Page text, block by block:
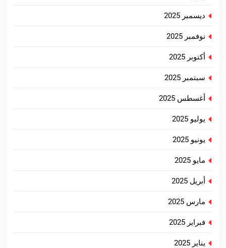
ديسمبر 2025
نوفمبر 2025
أكتوبر 2025
سبتمبر 2025
أغسطس 2025
يوليو 2025
يونيو 2025
مايو 2025
أبريل 2025
مارس 2025
فبراير 2025
يناير 2025